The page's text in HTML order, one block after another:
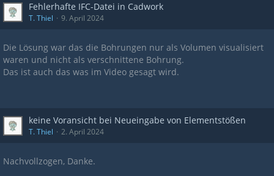
Fehlerhafte IFC-Datei in Cadwork
T. Thiel 9. April 2024
Die Lösung war das die Bohrungen nur als Volumen visualisiert
waren und nicht als verschnittene Bohrung.
Das ist auch das was im Video gesagt wird.
keine Voransicht bei Neueingabe von Elementstößen
T. Thiel 2. April 2024
Nachvollzogen, Danke.